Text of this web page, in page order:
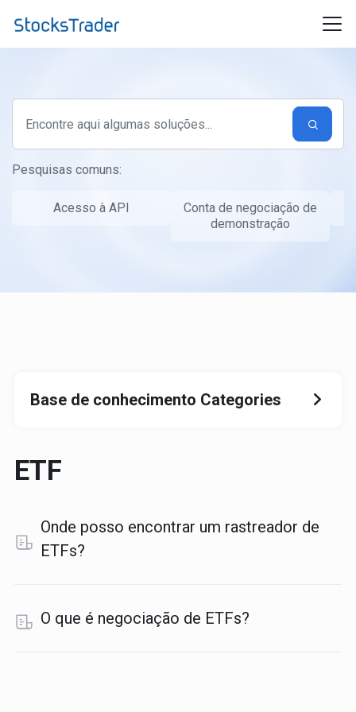
Pesquisas comuns:
Acesso à API
Conta de negociação de
demonstração
Base de conhecimento Categories
ETF
Onde posso encontrar um rastreador de
ETFs?
O que é negociação de ETFs?